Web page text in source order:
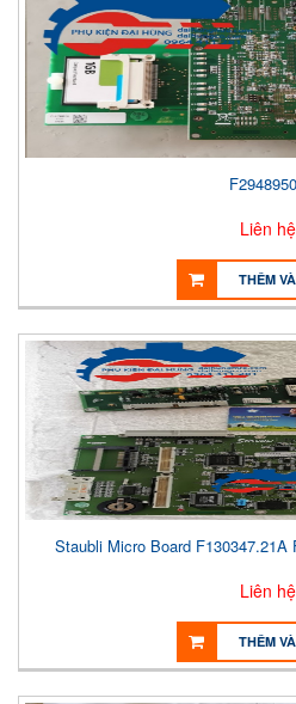
Liên hệ
THÊM
Staubli Micro Board F130347.21A
Liên hệ
THÊM